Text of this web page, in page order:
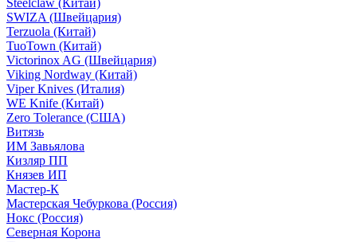
Steelclaw (Китай)
SWIZA (Швейцария)
Terzuola (Китай)
TuoTown (Китай)
Victorinox AG (Швейцария)
Viking Nordway (Китай)
Viper Knives (Италия)
WE Knife (Китай)
Zero Tolerance (США)
Витязь
ИМ Завьялова
Кизляр ПП
Князев ИП
Мастер-К
Мастерская Чебуркова (Россия)
Нокс (Россия)
Северная Корона